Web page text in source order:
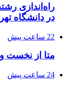
در دانشگاه
22 ساعت پیش
متا از نخست
24 ساعت پیش